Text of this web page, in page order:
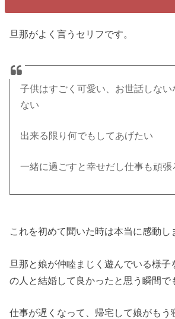
旦那がよく言うセリフです。
子供はすごく可愛い、お世話しない
ない
出来る限り何でもしてあげたい
一緒に過ごすと幸せだし仕事も頑張
これを初めて聞いた時は本当に感動し
旦那と娘が仲睦まじく遊んでいる様子
の人と結婚して良かったと思う瞬間で
仕事が遅くなって、帰宅して娘がもう